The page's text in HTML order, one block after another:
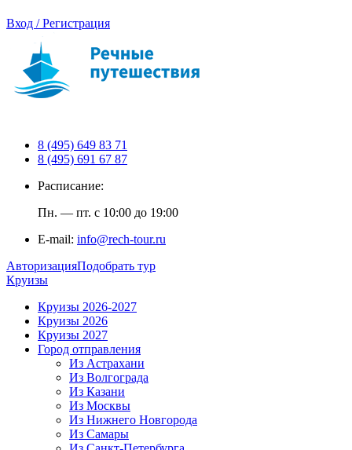
Вход / Регистрация
8 (495) 649 83 71
8 (495) 691 67 87
Расписание:
Пн. — пт. с 10:00 до 19:00
E-mail: info@rech-tour.ru
АвторизацияПодобрать тур
Круизы
Круизы 2026-2027
Круизы 2026
Круизы 2027
Город отправления
Из Астрахани
Из Волгограда
Из Казани
Из Москвы
Из Нижнего Новгорода
Из Самары